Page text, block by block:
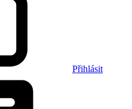
Přihlásit